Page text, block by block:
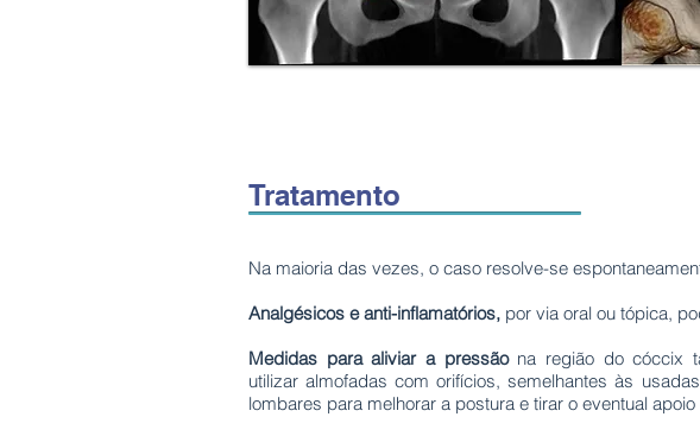
Tratamento
Na maioria das vezes, o caso resolve-se
Analgésicos e anti-inflamatórios, por via oral ou tópica,
Medidas para aliviar a pressãona região do cóccix
utilizar almofadas com orifícios, semelhantes às
lombares para melhorar a postura e tirar o eventual